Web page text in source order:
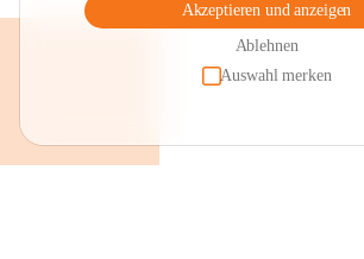
Akzeptieren und anzeigen
Ablehnen
Auswahl merken